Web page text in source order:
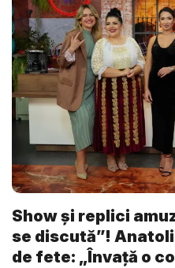
Show și replici
se discută”!
de fete: „Învață o